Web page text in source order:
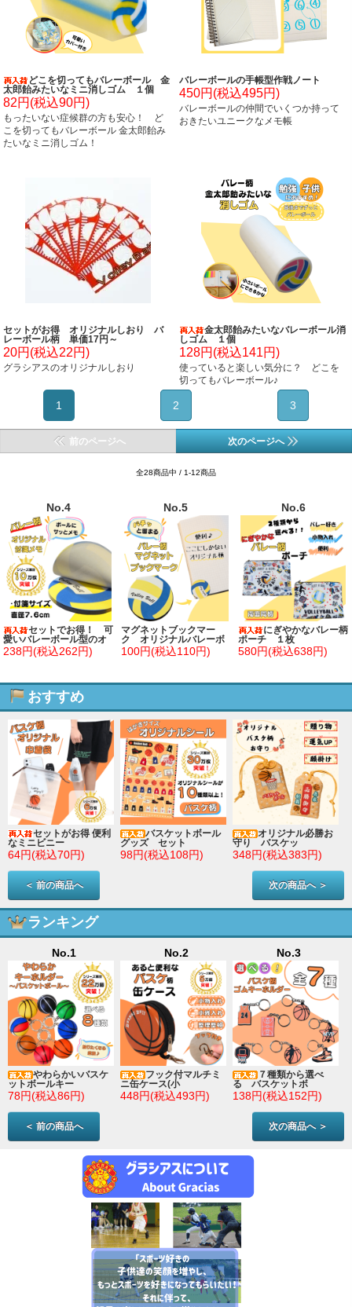
どこを切ってもバレーボール 金
太郎飴みたいなミニ消しゴム １個
82円(税込90円)
もったいない症候群の方も安心！ ど
こを切ってもバレーボール 金太郎飴み
たいなミニ消しゴム！
バレーボールの手帳型作戦ノート
450円(税込495円)
バレーボールの仲間でいくつか持って
おきたいユニークなメモ帳
セットがお得 オリジナルしおり バ
レーボール柄 単価17円～
20円(税込22円)
グラシアスのオリジナルしおり
金太郎飴みたいなバレーボール消
しゴム １個
128円(税込141円)
使っていると楽しい気分に？ どこを
切ってもバレーボール♪
1 2 3
前のページへ 次のページへ
全28商品中 / 1-12商品
No.4
セットでお得！ 可
愛いバレーボール型のオ
リジナルカラー付箋メ
モ 約４８枚 単価２２
238円(税込262円)
No.5
マグネットブックマー
ク オリジナルバレーボ
ール柄 １個
100円(税込110円)
No.6
にぎやかなバレー柄
ポーチ １枚
580円(税込638円)
おすすめ
セットがお得 便利
なミニビニー
64円(税込70円)
バスケットボール
グッズ セット
98円(税込108円)
オリジナル必勝お
守り バスケッ
348円(税込383円)
＜ 前の商品へ 次の商品へ ＞
ランキング
No.1
やわらかいバスケ
ットボールキー
78円(税込86円)
No.2
フック付マルチミ
ニ缶ケース(小
448円(税込493円)
No.3
７種類から選べ
る バスケットボ
138円(税込152円)
＜ 前の商品へ 次の商品へ ＞